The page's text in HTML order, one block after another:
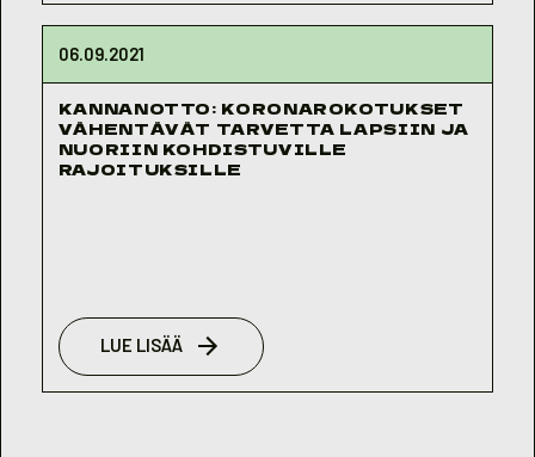
06.09.2021
KANNANOTTO: KORONAROKOTUKSET
VÄHENTÄVÄT TARVETTA LAPSIIN JA
NUORIIN KOHDISTUVILLE
RAJOITUKSILLE
LUE LISÄÄ